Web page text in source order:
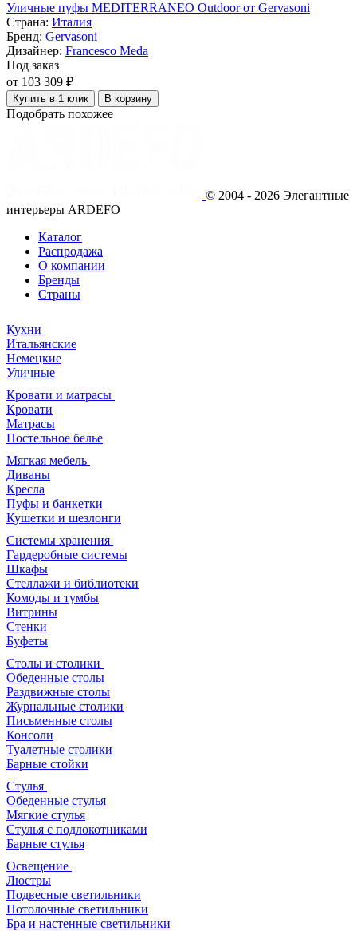
Уличные пуфы MEDITERRANEO Outdoor от Gervasoni
Страна: Италия
Бренд: Gervasoni
Дизайнер: Francesco Meda
Под заказ
от 103 309 ₽
Купить в 1 клик В корзину
Подобрать похожее
© 2004 - 2026 Элегантные
интерьеры ARDEFO
Каталог
Распродажа
О компании
Бренды
Страны
Кухни
Итальянские
Немецкие
Уличные
Кровати и матрасы
Кровати
Матрасы
Постельное белье
Мягкая мебель
Диваны
Кресла
Пуфы и банкетки
Кушетки и шезлонги
Системы хранения
Гардеробные системы
Шкафы
Стеллажи и библиотеки
Комоды и тумбы
Витрины
Стенки
Буфеты
Столы и столики
Обеденные столы
Раздвижные столы
Журнальные столики
Письменные столы
Консоли
Туалетные столики
Барные стойки
Стулья
Обеденные стулья
Мягкие стулья
Стулья с подлокотниками
Барные стулья
Освещение
Люстры
Подвесные светильники
Потолочные светильники
Бра и настенные светильники